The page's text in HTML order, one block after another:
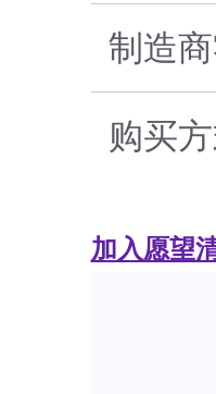
制造
购买
加入愿望